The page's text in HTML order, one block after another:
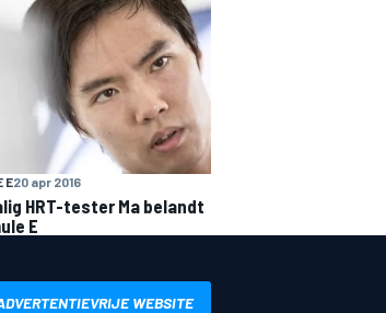
E20 apr 2016
HRT-tester Ma belandt
E
WEBSITE